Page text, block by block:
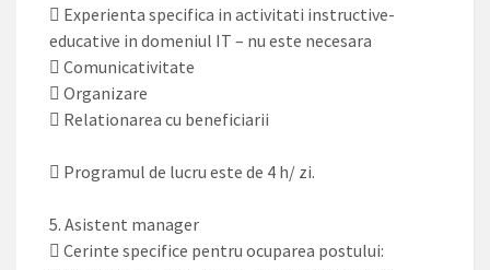
 Experienta specifica in activitati instructive-
educative in domeniul IT – nu este necesara
 Comunicativitate
 Organizare
 Relationarea cu beneficiarii
 Programul de lucru este de 4 h/ zi.
5. Asistent manager
 Cerinte specifice pentru ocuparea postului: